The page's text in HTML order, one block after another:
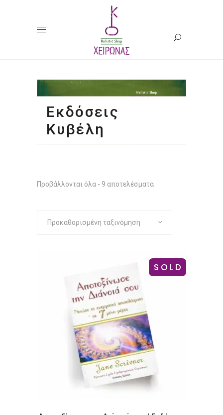
Εκδόσεις
Κυβέλη
Προβάλλονται όλα - 9 αποτελέσματα
Προκαθορισμένη ταξινόμηση
SOLD